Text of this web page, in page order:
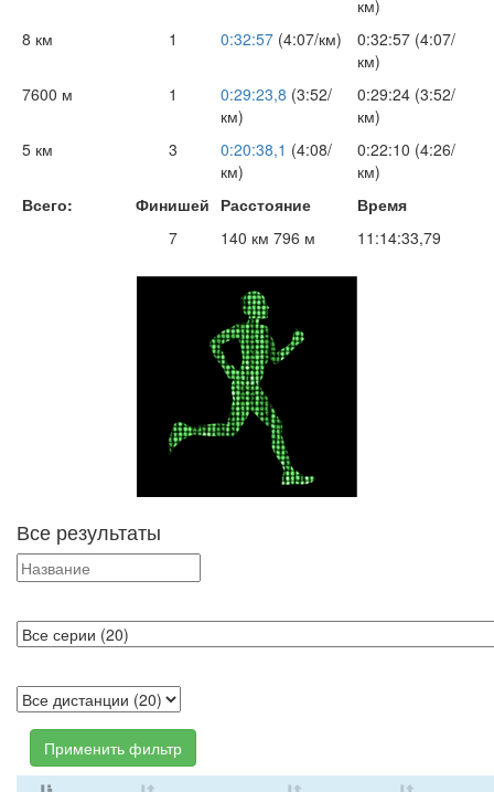
км)
8 км
1 0:32:57 (4:07/км)
0:32:57 (4:07/
км)
7600 м
1 0:29:23,8 (3:52/
км)
0:29:24 (3:52/
км)
5 км
3 0:20:38,1 (4:08/
км)
0:22:10 (4:26/
км)
Всего:
Финишей Расстояние
Время
7
140 км 796 м 11:14:33,79
Все результаты
Применить фильтр